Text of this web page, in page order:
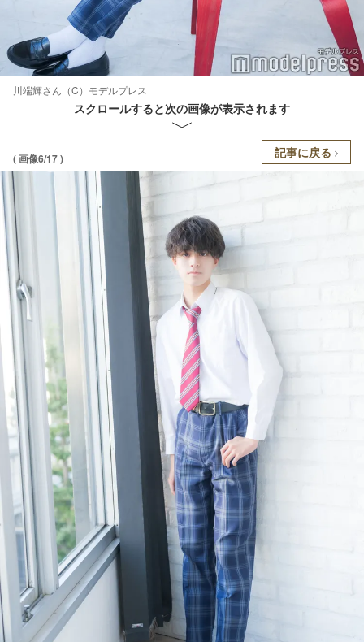
川端輝さん（C）モデルプレス
スクロールすると次の画像が表示されます
( 画像6/17 ) 記事に戻る